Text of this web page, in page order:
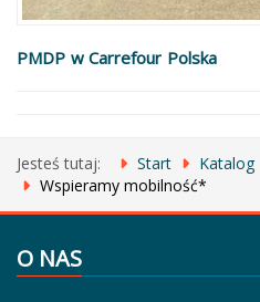
PMDP w Carrefour Polska
Jesteś tutaj: Start Katalog
Wspieramy mobilność*
O NAS